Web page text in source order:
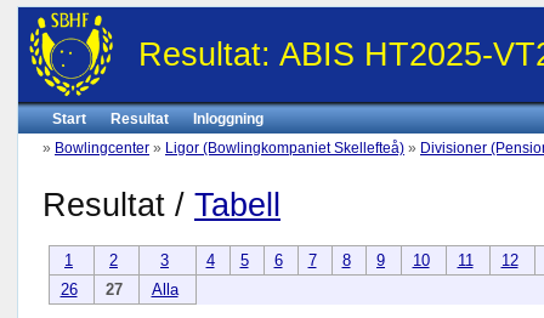
Resultat: ABIS HT2025-
Start Resultat
Inloggning
» Bowlingcenter » Ligor (Bowlingkompaniet Skellefteå) » Divisioner
Resultat / Tabell
1 2 3 4 5 6 7 8 9 10 11
12
26
27 Alla